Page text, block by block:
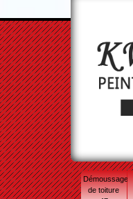
Démoussage
de toiture